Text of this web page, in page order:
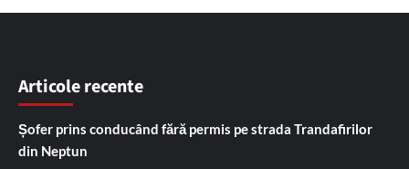
Articole recente
Șofer prins conducând fără permis pe strada Trandafirilor
din Neptun